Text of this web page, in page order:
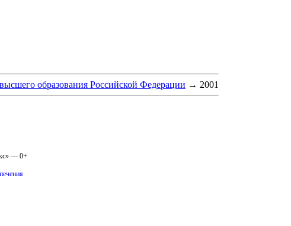
образования Российской Федерации → 2001
— 0+